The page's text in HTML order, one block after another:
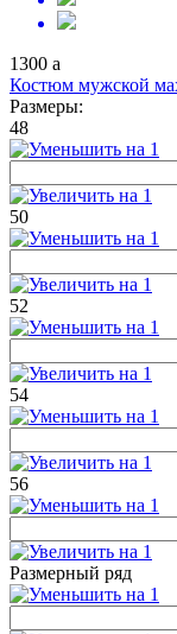
1300 a
Костюм мужской
Размеры:
48
50
52
54
56
Размерный ряд